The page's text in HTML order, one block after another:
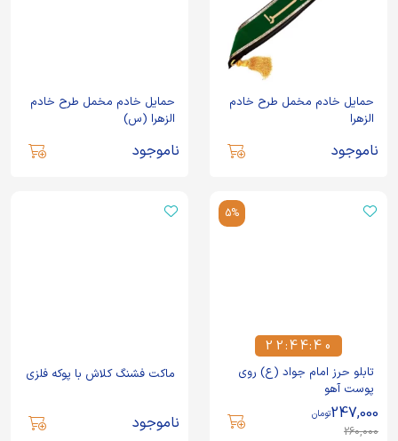
حمایل خادم مخمل طرح خادم
الزهرا
ناموجود
حمایل خادم مخمل طرح خادم
الزهرا (س)
ناموجود
5%
2
2
2
2
:4
4
4
4
:3
4
9
0
تابلو حرز امام جواد (ع) روی
پوست آهو
260,000
247,000تومان
ماکت فشنگ کلاش با پوکه فلزی
ناموجود